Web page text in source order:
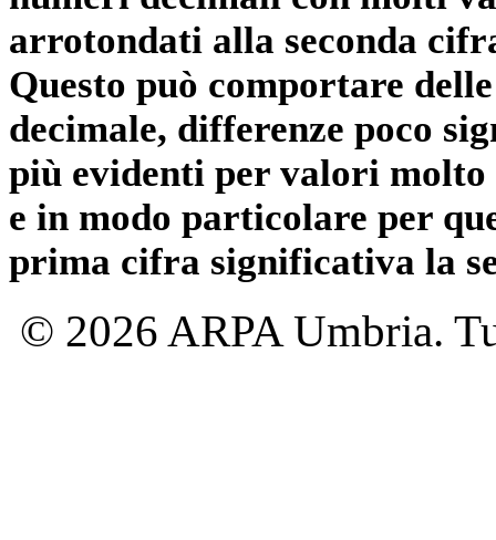
arrotondati alla seconda
Questo può comportare
decimale, differenze poco
più evidenti per valori
e in modo particolare per
prima cifra significativa la
© 2026 ARPA Umbria.